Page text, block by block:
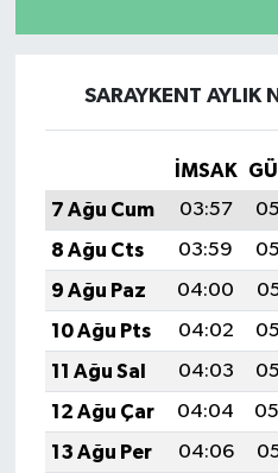
SARAYKENT AYLIK
İMSAK
7 Ağu Cum
03:57
8 Ağu Cts
03:59
9 Ağu Paz
04:00
10 Ağu Pts
04:02
11 Ağu Sal
04:03
12 Ağu Çar
04:04
13 Ağu Per
04:06